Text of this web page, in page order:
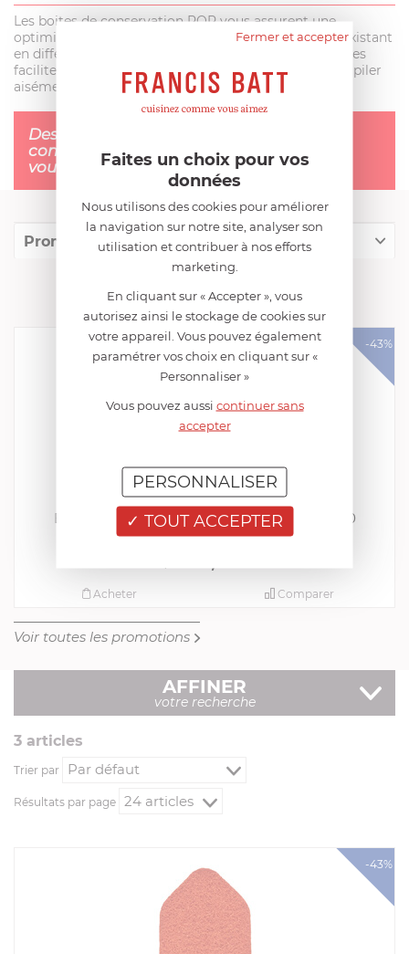
Les boites de conservation POP vous assurent une
optimisation totale de votre espace de rangement, existant
en différent formats, ces boites aux formes modulables
facilitent le rangement et vous permettent de les empiler
aisément.
Des solutions de rangement et de
conservation éprouvées et pensées pour
vous !
Promotions
PROMOTIONS
OXO
Eponge de Rechange Pour Balai OX12126100
EN STOCK - ENVOI SOUS 24/48H
-43%
Comparer
Acheter
Voir toutes les promotions
AFFINER
votre recherche
3 articles
Trier par
Résultats par page
-43%
Fermer et accepter
Faites un choix pour vos
données
Nous utilisons des cookies pour améliorer
la navigation sur notre site, analyser son
utilisation et contribuer à nos efforts
marketing.
En cliquant sur « Accepter », vous
autorisez ainsi le stockage de cookies sur
votre appareil. Vous pouvez également
paramétrer vos choix en cliquant sur «
Personnaliser »
Vous pouvez aussi continuer sans
accepter
TOUT ACCEPTER
PERSONNALISER